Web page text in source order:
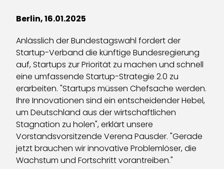
Berlin, 16.01.2025
Anlässlich der Bundestagswahl fordert der
Startup-Verband die künftige Bundesregierung
auf, Startups zur Priorität zu machen und schnell
eine umfassende Startup-Strategie 2.0 zu
erarbeiten. "Startups müssen Chefsache werden.
Ihre Innovationen sind ein entscheidender Hebel,
um Deutschland aus der wirtschaftlichen
Stagnation zu holen", erklärt unsere
Vorstandsvorsitzende Verena Pausder. "Gerade
jetzt brauchen wir innovative Problemlöser, die
Wachstum und Fortschritt vorantreiben."